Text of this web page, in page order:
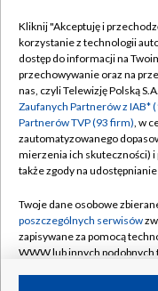
Abonament TVP
Emisja w TVP
Centrum informacji
Naziemna
Rada Programowa
System NOS
Informacje o
Kliknij "Akceptuję i
korzystanie z technologii
dostęp do informacji na
przechowywanie oraz na
nas, czyli Telewizję Polską
Zaufanych Partnerów z IAB*
Partnerów TVP (93 firm), w
zautomatyzowanego
mierzenia ich skuteczności) i
także zgody na
Twoje dane osobowe
poszczególnych serwisów
zapisywane za pomocą
WWW lub innych